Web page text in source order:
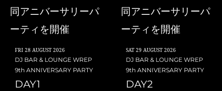
同アニバーサリーパ
ーティを開催
FRI 28 AUGUST 2026
DJ BAR & LOUNGE WREP
9th ANNIVERSARY PARTY
DAY1
同アニバーサリーパ
ーティを開催
SAT 29 AUGUST 2026
DJ BAR & LOUNGE WREP
9th ANNIVERSARY PARTY
DAY2